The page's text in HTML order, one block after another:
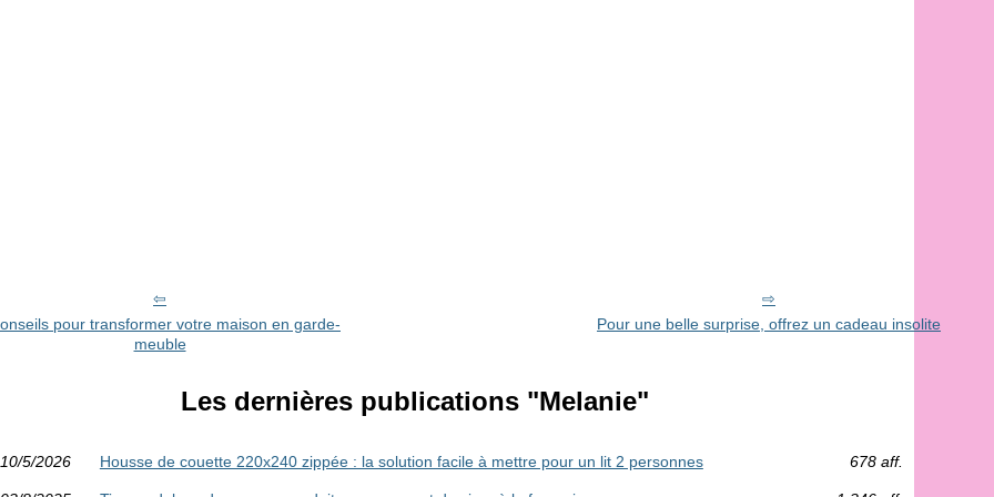
pour transformer votre maison en garde-
meuble
Pour une belle surprise, offrez un cadeau insolite
Les dernières publications "Melanie"
10/5/2026 Housse de couette 220x240 zippée : la solution facile à mettre pour un lit 2 personnes 678 aff.